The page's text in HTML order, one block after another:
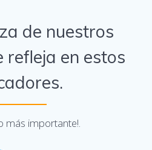
de nuestros
refleja en estos
más importante!.